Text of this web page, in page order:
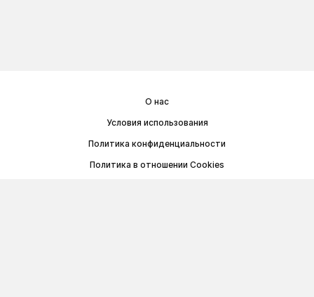
О нас
Условия использования
Политика конфиденциальности
Политика в отношении Cookies